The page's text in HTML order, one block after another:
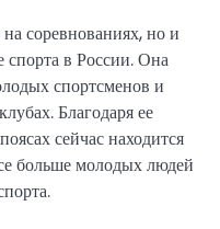
соревнованиях, но и
спорта в России. Она
спортсменов и
Благодаря ее
сейчас находится
больше молодых людей